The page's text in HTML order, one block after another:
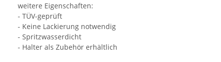
weitere Eigenschaften:
- TÜV-geprüft
- Keine Lackierung notwendig
- Spritzwasserdicht
- Halter als Zubehör erhältlich